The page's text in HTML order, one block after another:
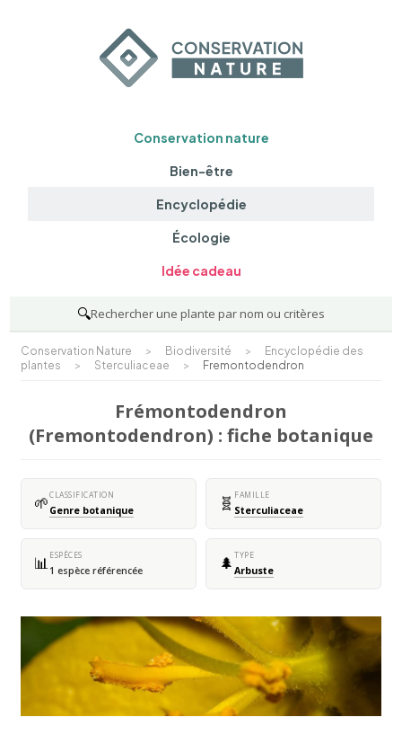
Conservation nature
Bien-être
Encyclopédie
Écologie
Idée cadeau
🔍Rechercher une plante par nom ou critères
Conservation Nature > Biodiversité >
Encyclopédie des
plantes
> Sterculiaceae > Fremontodendron
Frémontodendron
(Fremontodendron) : fiche botanique
🌱CLASSIFICATION
Genre botanique 🧬 FAMILLE
Sterculiaceae
📊ESPÈCES
1 espèce référencée 🌲 TYPE
Arbuste